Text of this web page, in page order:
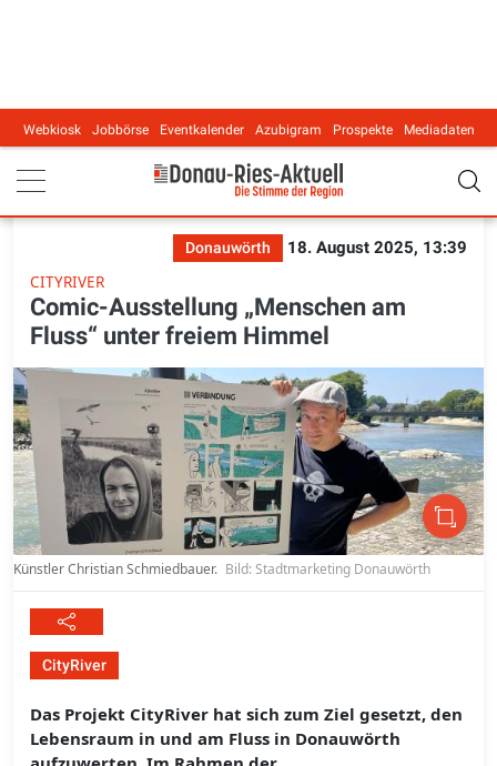
Main navigation
Webkiosk Jobbörse Eventkalender Azubigram Prospekte Mediadaten
Donauwörth
18. August 2025, 13:39
CITYRIVER
Comic-Ausstellung „Menschen am
Fluss“ unter freiem Himmel
Künstler Christian Schmiedbauer. Bild: Stadtmarketing Donauwörth
CityRiver
Das Projekt CityRiver hat sich zum Ziel gesetzt, den
Lebensraum in und am Fluss in Donauwörth